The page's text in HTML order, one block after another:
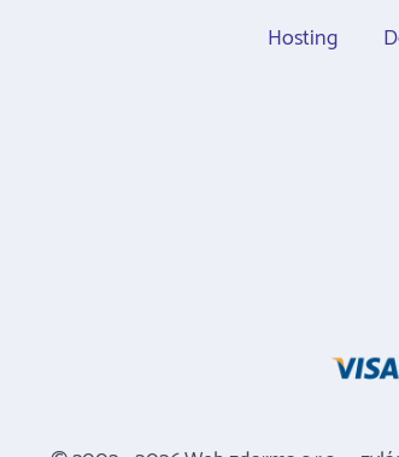
Hosting